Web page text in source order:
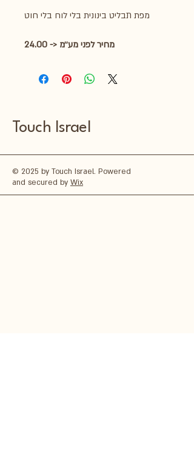
מפת תבליט בינונית בלי לוח בלי חוט
24.00 -> מחיר לפני מע׳׳מ
Touch Israel
© 2025 by Touch Israel. Powered
and secured by Wix